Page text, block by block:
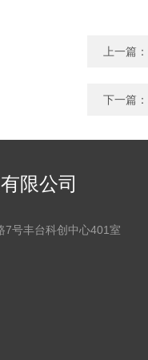
上一篇：
下一篇：
限公司
7号丰台科创中心401室